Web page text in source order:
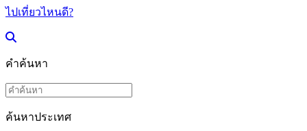
ไปเที่ยวไหนดี?
คำค้นหา
ค้นหาประเทศ